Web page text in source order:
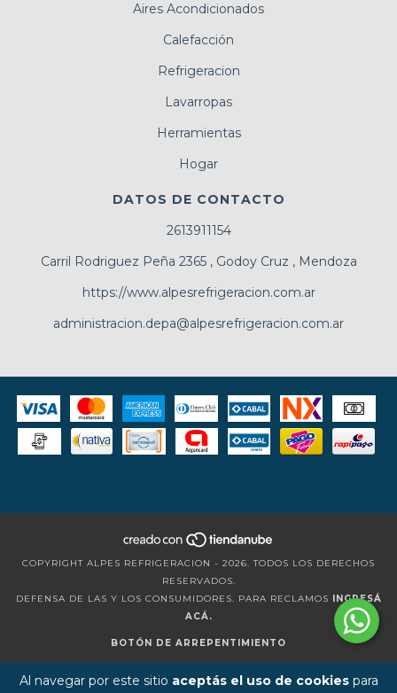
Al navegar por este sitio aceptás el uso de cookiespara
Aires Acondicionados
Calefacción
Refrigeracion
Lavarropas
Herramientas
Hogar
DATOS DE CONTACTO
2613911154
Carril Rodriguez Peña 2365 , Godoy Cruz , Mendoza
https://www.alpesrefrigeracion.com.ar
administracion.depa@alpesrefrigeracion.com.ar
COPYRIGHT ALPES REFRIGERACION - 2026. TODOS LOS DERECHOS
RESERVADOS.
DEFENSA DE LAS Y LOS CONSUMIDORES. PARA RECLAMOS INGRESÁ
ACÁ.
BOTÓN DE ARREPENTIMIENTO